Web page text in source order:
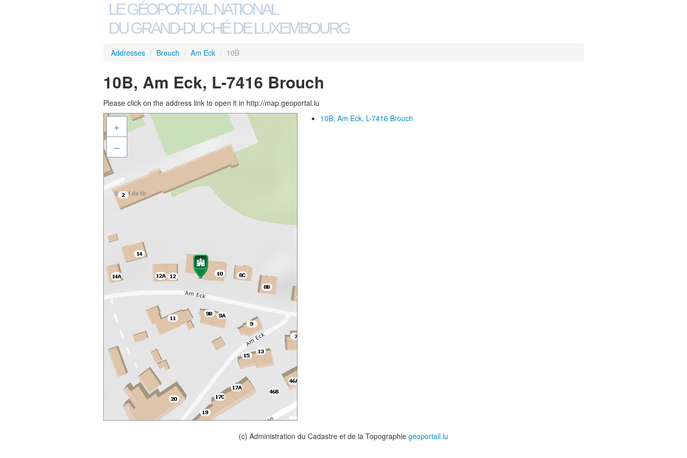
LE GÉOPORTAIL NATIONAL
DU GRAND-DUCHÉ DE LUXEMBOURG
Addresses / Brouch / Am Eck / 10B
10B, Am Eck, L-7416 Brouch
Please click on the address link to open it in http://map.geoportal.lu
+
–
10B, Am Eck, L-7416 Brouch
(c) Administration du Cadastre et de la Topographie geoportail.lu